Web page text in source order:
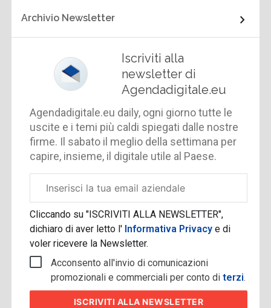
Archivio Newsletter
Iscriviti alla
newsletter di
Agendadigitale.eu
Agendadigitale.eu daily, ogni giorno tutte le
uscite e i temi più caldi spiegati dalle nostre
firme. Il sabato il meglio della settimana per
capire, insieme, il digitale utile al Paese.
aziendale
Cliccando su "ISCRIVITI ALLA NEWSLETTER",
dichiaro di aver letto l' Informativa Privacye di
voler ricevere la Newsletter.
Acconsento all'invio di comunicazioni
promozionali e commerciali per conto diterzi.
ISCRIVITI ALLA NEWSLETTER